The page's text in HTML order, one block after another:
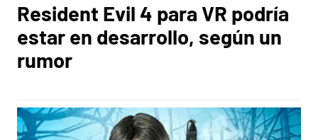
Resident Evil 4 para VR podría
estar en desarrollo, según un
rumor